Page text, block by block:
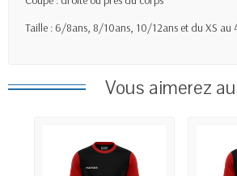
Taille : 6/8ans, 8/10ans, 10/12ans et du XS au
Vous aimerez